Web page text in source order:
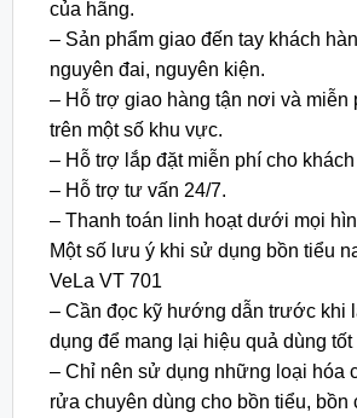
của hãng.
– Sản phẩm giao đến tay khách
nguyên đai, nguyên kiện.
– Hỗ trợ giao hàng tận nơi và miễn
trên một số khu vực.
– Hỗ trợ lắp đặt miễn phí cho
– Hỗ trợ tư vấn 24/7.
– Thanh toán linh hoạt dưới mọi
Một số lưu ý khi sử dụng bồn tiểu
VeLa VT 701
– Cần đọc kỹ hướng dẫn trước khi
dụng để mang lại hiệu quả dùng tốt
– Chỉ nên sử dụng những loại hóa
rửa chuyên dùng cho bồn tiểu, bồn